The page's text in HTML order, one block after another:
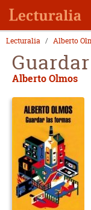
Lecturalia Alberto
Alberto Olmos